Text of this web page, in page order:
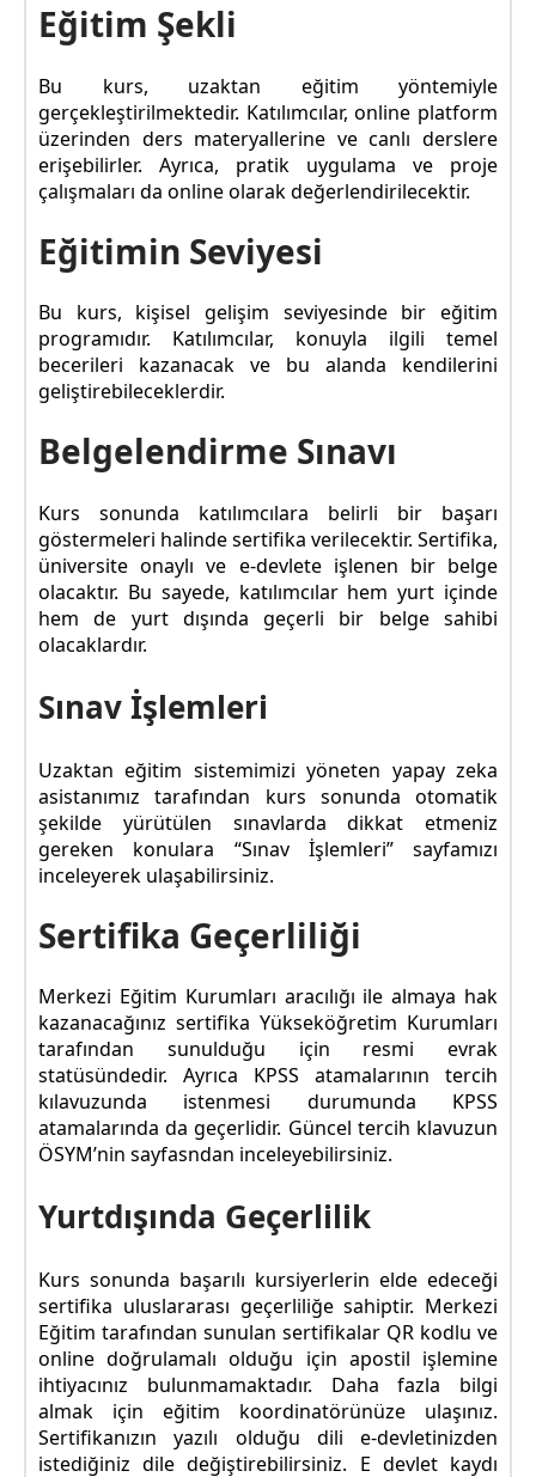
Eğitim Şekli
Bu kurs, uzaktan eğitim yöntemiyle
gerçekleştirilmektedir. Katılımcılar, online platform
üzerinden ders materyallerine ve canlı derslere
erişebilirler. Ayrıca, pratik uygulama ve proje
çalışmaları da online olarak değerlendirilecektir.
Eğitimin Seviyesi
Bu kurs, kişisel gelişim seviyesinde bir eğitim
programıdır. Katılımcılar, konuyla ilgili temel
becerileri kazanacak ve bu alanda kendilerini
geliştirebileceklerdir.
Belgelendirme Sınavı
Kurs sonunda katılımcılara belirli bir başarı
göstermeleri halinde sertifika verilecektir. Sertifika,
üniversite onaylı ve e-devlete işlenen bir belge
olacaktır. Bu sayede, katılımcılar hem yurt içinde
hem de yurt dışında geçerli bir belge sahibi
olacaklardır.
Sınav İşlemleri
Uzaktan eğitim sistemimizi yöneten yapay zeka
asistanımız tarafından kurs sonunda otomatik
şekilde yürütülen sınavlarda dikkat etmeniz
gereken konulara “Sınav İşlemleri” sayfamızı
inceleyerek ulaşabilirsiniz.
Sertifika Geçerliliği
Merkezi Eğitim Kurumları aracılığı ile almaya hak
kazanacağınız sertifika Yükseköğretim Kurumları
tarafından sunulduğu için resmi evrak
statüsündedir. Ayrıca KPSS atamalarının tercih
kılavuzunda istenmesi durumunda KPSS
atamalarında da geçerlidir. Güncel tercih klavuzun
ÖSYM’nin sayfasndan inceleyebilirsiniz.
Yurtdışında Geçerlilik
Kurs sonunda başarılı kursiyerlerin elde edeceği
sertifika uluslararası geçerliliğe sahiptir. Merkezi
Eğitim tarafından sunulan sertifikalar QR kodlu ve
online doğrulamalı olduğu için apostil işlemine
ihtiyacınız bulunmamaktadır. Daha fazla bilgi
almak için eğitim koordinatörünüze ulaşınız.
Sertifikanızın yazılı olduğu dili e-devletinizden
istediğiniz dile değiştirebilirsiniz. E devlet kaydı